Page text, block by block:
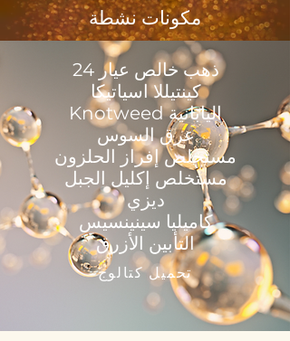
مكونات نشطة
ذهب خالص عيار 24
كينتيللا اسياتيكا
Knotweed اليابانية
عرق السوس
مستخلص إفراز الحلزون
مستخلص إكليل الجبل
ديزي
كاميليا سينينسيس
التأبين الأزرق
تحميل كتالوج